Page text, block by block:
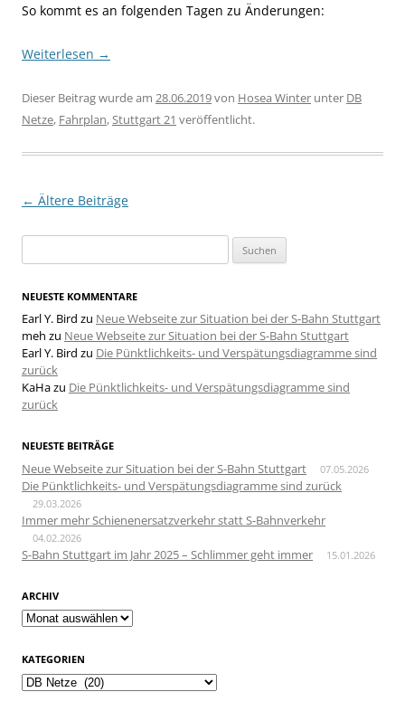
So kommt es an folgenden Tagen zu Änderungen:
Weiterlesen →
Dieser Beitrag wurde am 28.06.2019von Hosea Winter unter DB
Netze, Fahrplan,Stuttgart 21 veröffentlicht.
Beitragsnavigation
← Ältere Beiträge
nach:
NEUESTE KOMMENTARE
Earl Y. Bird zu Neue Webseite zur Situation bei der S-Bahn Stuttgart
meh zu Neue Webseite zur Situation bei der S-Bahn Stuttgart
Earl Y. Bird zu Die Pünktlichkeits- und Verspätungsdiagramme sind
zurück
KaHazu Die Pünktlichkeits- und Verspätungsdiagramme sind
zurück
NEUESTE BEITRÄGE
Neue Webseite zur Situation bei der S-Bahn Stuttgart 07.05.2026
Die Pünktlichkeits- und Verspätungsdiagramme sind zurück
29.03.2026
Immer mehr Schienenersatzverkehr statt S-Bahnverkehr
04.02.2026
S-Bahn Stuttgart im Jahr 2025 – Schlimmer geht immer 15.01.2026
ARCHIV
Archiv
KATEGORIEN
Kategorien